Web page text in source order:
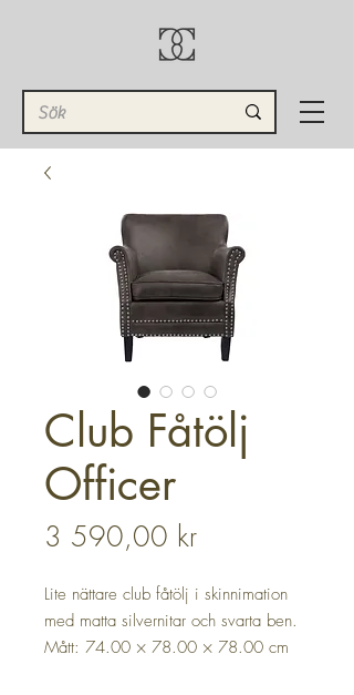
Club Fåtölj
Officer
3 590,00 krPris
Lite nättare club fåtölj i skinnimation
med matta silvernitar och svarta ben.
Mått: 74.00 × 78.00 × 78.00 cm